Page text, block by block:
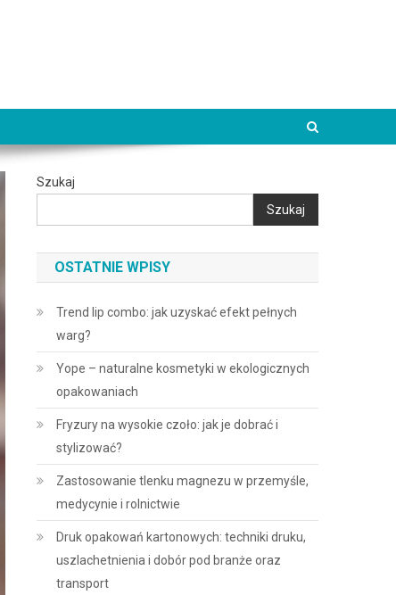
Szukaj
Szukaj
OSTATNIE WPISY
Trend lip combo: jak uzyskać efekt pełnych
warg?
Yope – naturalne kosmetyki w ekologicznych
opakowaniach
Fryzury na wysokie czoło: jak je dobrać i
stylizować?
Zastosowanie tlenku magnezu w przemyśle,
medycynie i rolnictwie
Druk opakowań kartonowych: techniki druku,
uszlachetnienia i dobór pod branże oraz
transport